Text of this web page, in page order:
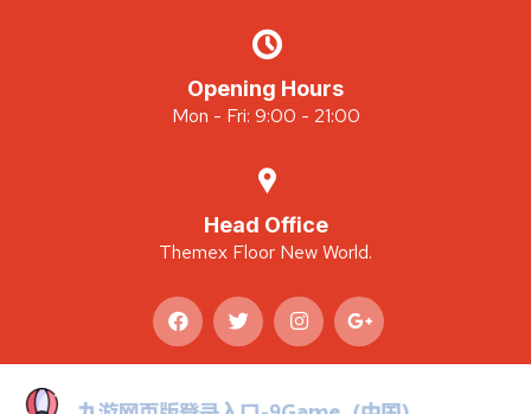
Opening Hours
Mon - Fri: 9:00 - 21:00
Head Office
Themex Floor New World.